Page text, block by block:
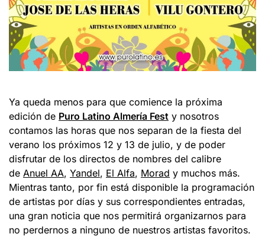
Ya queda menos para que comience la próxima
edición de Puro Latino Almería Fest y nosotros
contamos las horas que nos separan de la fiesta del
verano los próximos 12 y 13 de julio, y de poder
disfrutar de los directos de nombres del calibre
de Anuel AA, Yandel, El Alfa, Morad y muchos más.
Mientras tanto, por fin está disponible la programación
de artistas por días y sus correspondientes entradas,
una gran noticia que nos permitirá organizarnos para
no perdernos a ninguno de nuestros artistas favoritos.